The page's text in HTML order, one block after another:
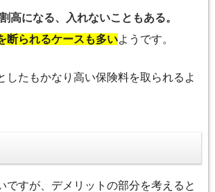
高になる、入れないこともある。
断られるケースも多いようです。
したもかなり高い保険料を取られるよ
ですが、デメリットの部分を考えると